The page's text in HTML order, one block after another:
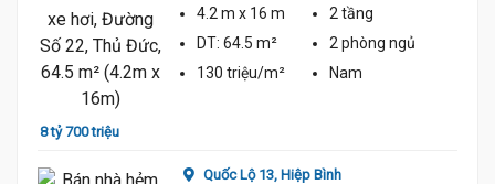
8 tỷ 700 triệu
4.2 m x 16 m
2 tầng
DT: 64.5 m² 2 phòng ngủ
130 triệu/m²
Nam
Quốc Lộ 13, Hiệp Bình